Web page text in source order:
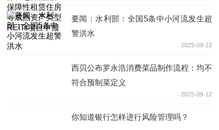
要闻：水利部：全国5条中小河流发生超
警洪水
2025-09-12
西贝公布罗永浩消费菜品制作流程：均不
符合预制菜定义
2025-09-12
你知道银行怎样进行风险管理吗？